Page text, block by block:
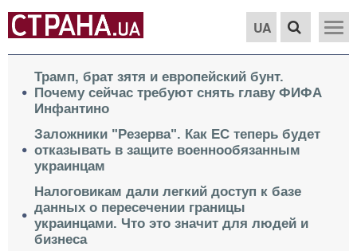
UA
Трамп, брат зятя и европейский бунт.
Почему сейчас требуют снять главу ФИФА
Инфантино
Заложники "Резерва". Как ЕС теперь будет
отказывать в защите военнообязанным
украинцам
Налоговикам дали легкий доступ к базе
данных о пересечении границы
украинцами. Что это значит для людей и
бизнеса